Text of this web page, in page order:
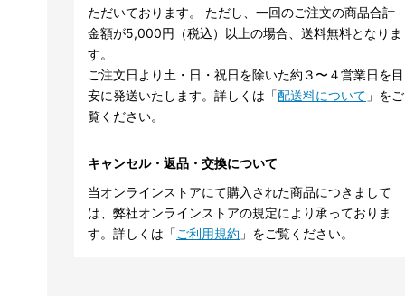
ただいております。 ただし、一回のご注文の商品合計
金額が5,000円（税込）以上の場合、送料無料となりま
す。
ご注文日より土・日・祝日を除いた約３〜４営業日を目
安に発送いたします。詳しくは「配送料について 」をご
覧ください。
キャンセル・返品・交換について
当オンラインストアにて購入された商品につきまして
は、弊社オンラインストアの規定により承っておりま
す。詳しくは「ご利用規約 」をご覧ください。